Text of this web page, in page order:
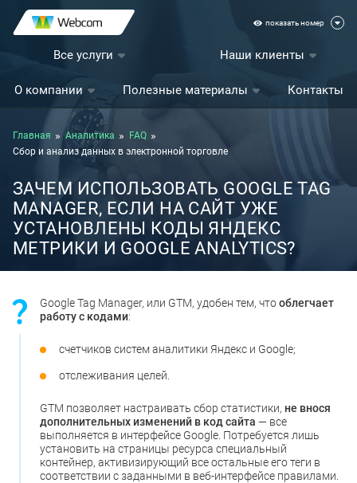
показать номер
Все услуги Наши клиенты
О компании Полезные материалы Контакты
Главная Аналитика
FAQ
Сбор и анализ данных в электронной торговле
ЗАЧЕМ ИСПОЛЬЗОВАТЬ GOOGLE TAG
MANAGER, ЕСЛИ НА САЙТ УЖЕ
УСТАНОВЛЕНЫ КОДЫ ЯНДЕКС
МЕТРИКИ И GOOGLE ANALYTICS?
Google Tag Manager, или GTM, удобен тем, чтооблегчает
работу с кодами:
счетчиков систем аналитики Яндекс и Google;
отслеживания целей.
GTM позволяет настраивать сбор статистики, не внося
дополнительных изменений в код сайта — все
выполняется в интерфейсе Google. Потребуется лишь
установить на страницы ресурса специальный
контейнер, активизирующий все остальные его теги в
соответствии с заданными в веб-интерфейсе правилами.